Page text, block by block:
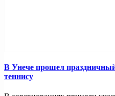
В Унече прошел
теннису